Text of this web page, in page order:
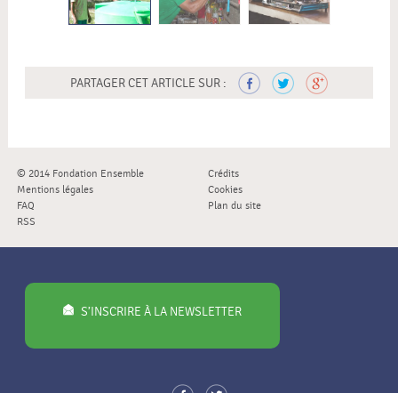
PARTAGER CET ARTICLE SUR :
© 2014 Fondation Ensemble
Crédits
Mentions légales
Cookies
FAQ
Plan du site
RSS
S’INSCRIRE À LA NEWSLETTER